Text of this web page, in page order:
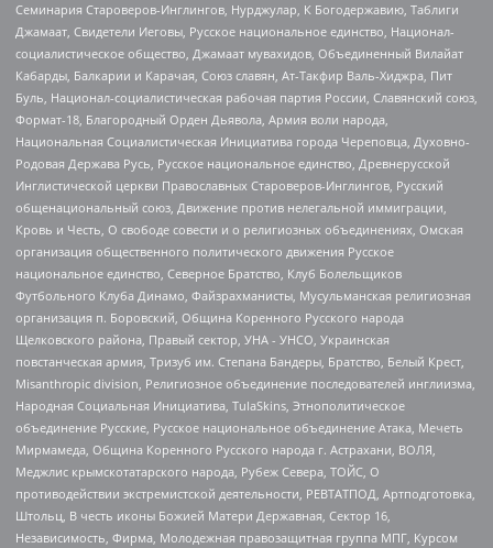
Семинария Староверов-Инглингов, Нурджулар, К Богодержавию, Таблиги
Джамаат, Свидетели Иеговы, Русское национальное единство, Национал-
социалистическое общество, Джамаат мувахидов, Объединенный Вилайат
Кабарды, Балкарии и Карачая, Союз славян, Ат-Такфир Валь-Хиджра, Пит
Буль, Национал-социалистическая рабочая партия России, Славянский союз,
Формат-18, Благородный Орден Дьявола, Армия воли народа,
Национальная Социалистическая Инициатива города Череповца, Духовно-
Родовая Держава Русь, Русское национальное единство, Древнерусской
Инглистической церкви Православных Староверов-Инглингов, Русский
общенациональный союз, Движение против нелегальной иммиграции,
Кровь и Честь, О свободе совести и о религиозных объединениях, Омская
организация общественного политического движения Русское
национальное единство, Северное Братство, Клуб Болельщиков
Футбольного Клуба Динамо, Файзрахманисты, Мусульманская религиозная
организация п. Боровский, Община Коренного Русского народа
Щелковского района, Правый сектор, УНА - УНСО, Украинская
повстанческая армия, Тризуб им. Степана Бандеры, Братство, Белый Крест,
Misanthropic division, Религиозное объединение последователей инглиизма,
Народная Социальная Инициатива, TulaSkins, Этнополитическое
объединение Русские, Русское национальное объединение Атака, Мечеть
Мирмамеда, Община Коренного Русского народа г. Астрахани, ВОЛЯ,
Меджлис крымскотатарского народа, Рубеж Севера, ТОЙС, О
противодействии экстремистской деятельности, РЕВТАТПОД, Артподготовка,
Штольц, В честь иконы Божией Матери Державная, Сектор 16,
Независимость, Фирма, Молодежная правозащитная группа МПГ, Курсом